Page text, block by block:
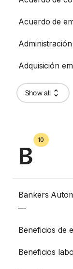
Acuerdo de
Adquisición
Show all
B
10
Bankers
—
Beneficios de
Beneficios